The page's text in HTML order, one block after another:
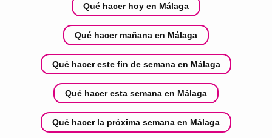
Qué hacer hoy en Málaga
Qué hacer mañana en Málaga
Qué hacer este fin de semana en Málaga
Qué hacer esta semana en Málaga
Qué hacer la próxima semana en Málaga